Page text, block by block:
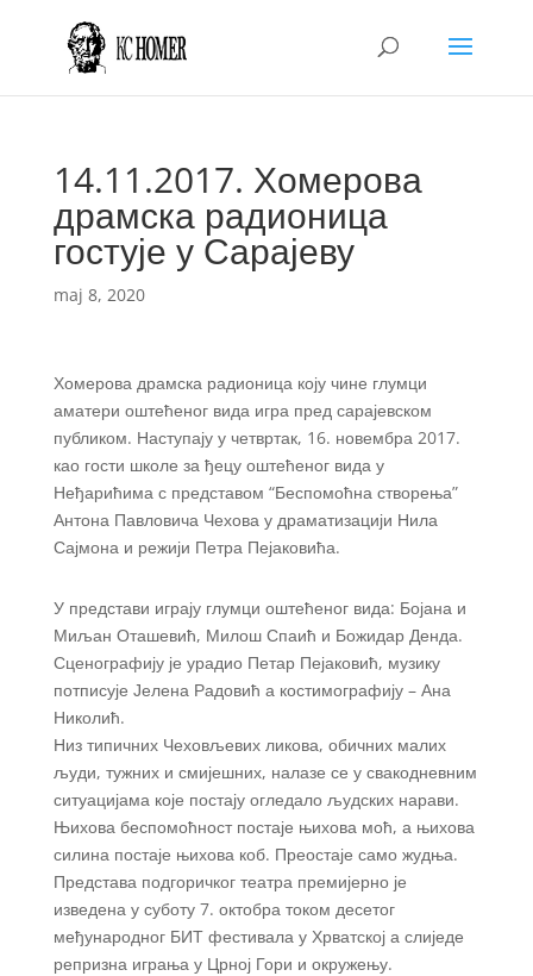
14.11.2017. Хомерова
драмска радионица
гостује у Сарајеву
maj 8, 2020
Хомерова драмска радионица коју чине глумци
аматери оштећеног вида игра пред сарајевском
публиком. Наступају у четвртак, 16. новембра 2017.
као гости школе за ђецу оштећеног вида у
Неђарићима с представом “Беспомоћна створења”
Антона Павловича Чехова у драматизацији Нила
Сајмона и режији Петра Пејаковића.
У представи играју глумци оштећеног вида: Бојана и
Миљан Оташевић, Милош Спаић и Божидар Денда.
Сценографију је урадио Петар Пејаковић, музику
потписује Јелена Радовић а костимографију – Ана
Николић.
Низ типичних Чеховљевих ликова, обичних малих
људи, тужних и смијешних, налазе се у свакодневним
ситуацијама које постају огледало људских нарави.
Њихова беспомоћност постаје њихова моћ, а њихова
силина постаје њихова коб. Преостаје само жудња.
Представа подгоричког театра премијерно је
изведена у суботу 7. октобра током десетог
међународног БИТ фестивала у Хрватској а слиједе
репризна играња у Црној Гори и окружењу.